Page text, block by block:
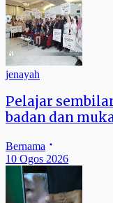
jenayah
Pelajar
badan dan
Bernama
10 Ogos 2026